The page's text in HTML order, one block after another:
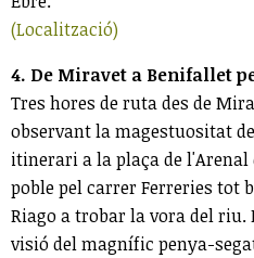
(Localització)
4. De Miravet a Benifallet
Tres hores de ruta des de
observant la magestuositat
itinerari a la plaça de
poble pel carrer Ferreries tot
Riago a trobar la vora del riu.
visió del magnífic penya-